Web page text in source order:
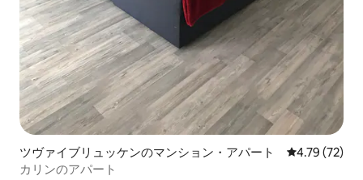
ツヴァイブリュッケンのマンション・アパート レビュー72
4.79 (72)
カリンのアパート